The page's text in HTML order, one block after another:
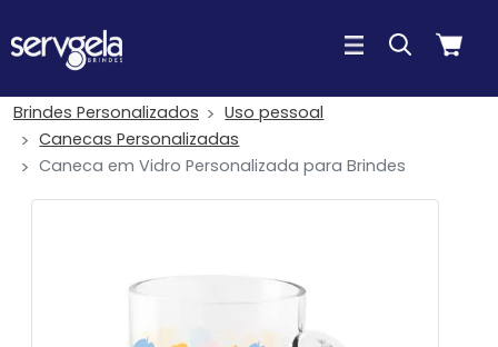
Brindes Personalizados
Uso pessoal
Canecas Personalizadas
Caneca em Vidro Personalizada para Brindes